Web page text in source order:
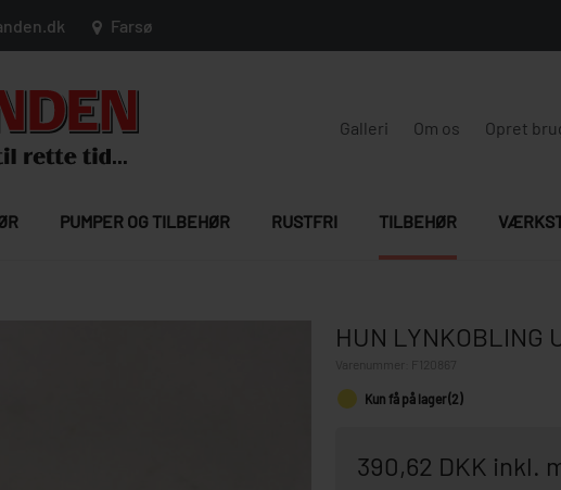
Farsø
Galleri Om os Opret
PUMPER OG TILBEHØR RUSTFRI TILBEHØR
HUN LYNKOBLING
F120867
Kun få på lager (2)
390,62 DKK inkl.